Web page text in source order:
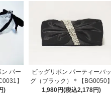
パー
】
)
ビッグリボン パーティーバッ
グ（ブラック）＊【BG0050】
1,980円(税込2,178円)